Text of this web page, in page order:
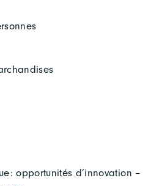
opportunités d’innovation –